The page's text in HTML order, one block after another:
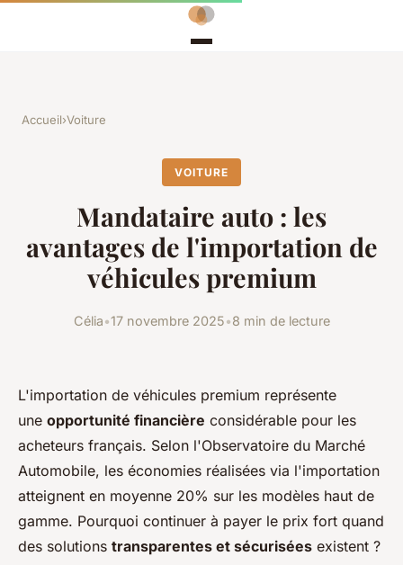
Accueil›Voiture
VOITURE
Mandataire auto : les
avantages de l'importation de
véhicules premium
Célia•17 novembre 2025•8 min de lecture
L'importation de véhicules premium représente
une opportunité financière considérable pour les
acheteurs français. Selon l'Observatoire du Marché
Automobile, les économies réalisées via l'importation
atteignent en moyenne 20% sur les modèles haut de
gamme. Pourquoi continuer à payer le prix fort quand
des solutions transparentes et sécurisées existent ?